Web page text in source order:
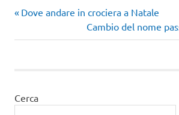
Navigazione
articoli
Articolo
Dove andare in crociera a Natale
Articolo
successivo:
Cambio del nome
Cerca